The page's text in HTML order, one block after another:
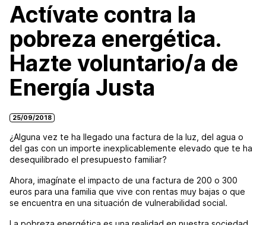
Actívate contra la
pobreza energética.
Hazte voluntario/a de
Energía Justa
25/09/2018
¿Alguna vez te ha llegado una factura de la luz, del agua o
del gas con un importe inexplicablemente elevado que te ha
desequilibrado el presupuesto familiar?
Ahora, imagínate el impacto de una factura de 200 o 300
euros para una familia que vive con rentas muy bajas o que
se encuentra en una situación de vulnerabilidad social.